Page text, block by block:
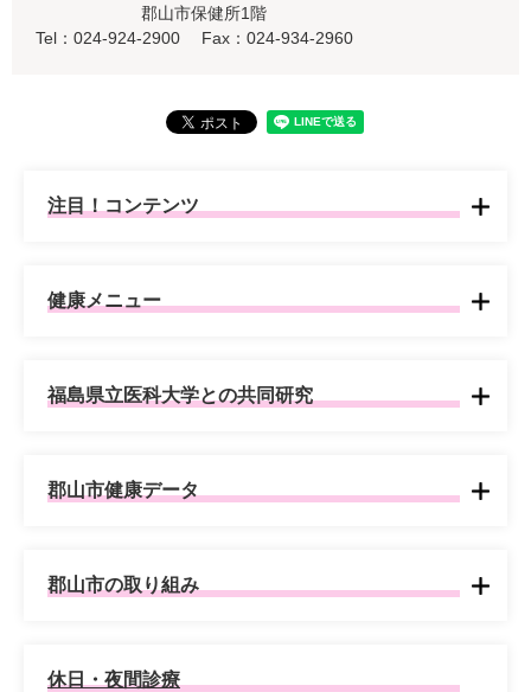
郡山市保健所1階
Tel：024-924-2900
Fax：024-934-2960
注目！コンテンツ
健康メニュー
福島県立医科大学との共同研究
郡山市健康データ
郡山市の取り組み
休日・夜間診療